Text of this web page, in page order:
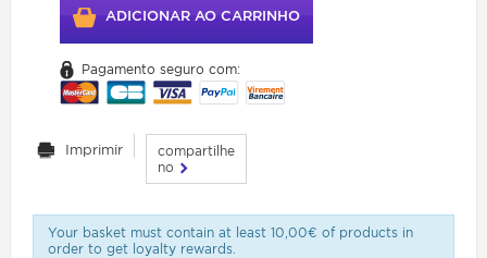
ADICIONAR AO CARRINHO
Pagamento seguro com:
Imprimir
compartilhe
no
Your basket must contain at least 10,00€ of products in
order to get loyalty rewards.